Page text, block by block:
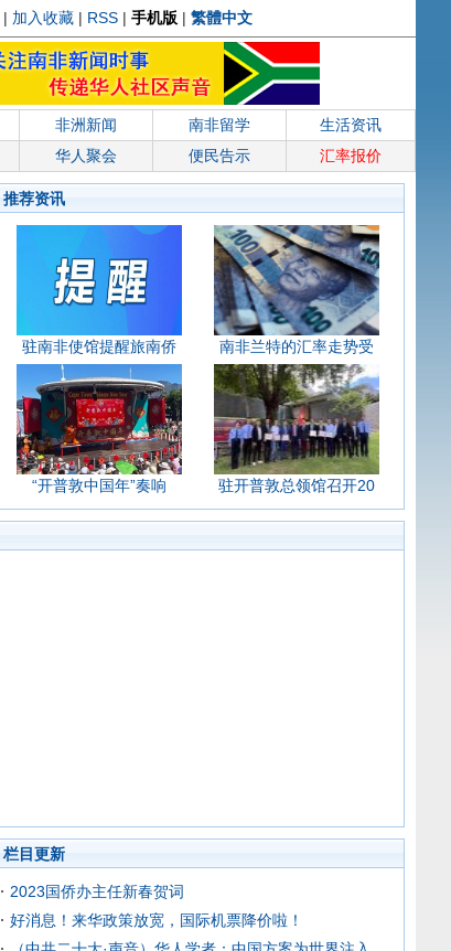
| 加入收藏 | RSS | 手机版 | 繁體中文
非洲新闻 南非留学
生活资讯
华人聚会 便民告示 汇率报价
推荐资讯
驻南非使馆提醒旅南侨 南非兰特的汇率走势受
“开普敦中国年”奏响 驻开普敦总领馆召开20
栏目更新
2023国侨办主任新春贺词
好消息！来华政策放宽，国际机票降价啦！